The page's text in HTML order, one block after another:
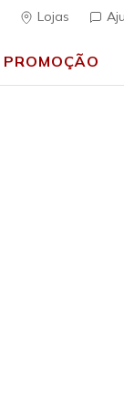
Lojas
PROMOÇÃO